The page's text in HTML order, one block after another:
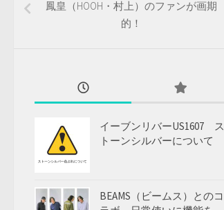
鳳皇（HOOH・村上）のファンが画期
的！
イーブンリバーUS1607 ス
トーンシルバーについて
BEAMS（ビームス）とのコ